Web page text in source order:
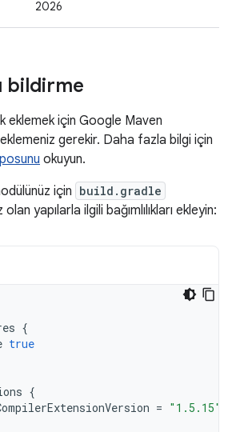
2026
bildirme
eklemek için Google Maven
gerekir. Daha fazla bilgi için
okuyun.
için build.gradle
yapılarla ilgili bağımlılıkları ekleyin:
{
true
{
= "1.5.15"